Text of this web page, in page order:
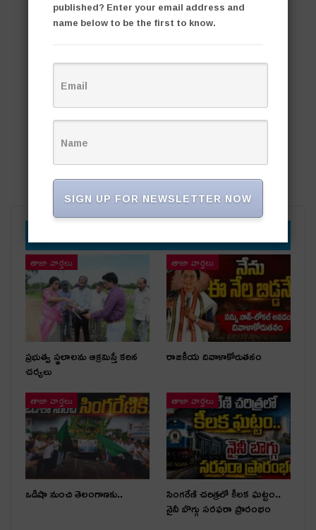
తాజా వార్తలు
ప్రభుత్వ స్థలాలను ఆక్రమిస్తే కఠిన
చర్యలు
తాజా వార్తలు
రాజకీయ దివాళాకోరుతనం
తాజా వార్తలు
ఒడిషా నుంచి తెలంగాణ‌కు..
తాజా వార్తలు
సింగరేణి చరిత్రలో కీలక ఘట్టం..
నైనీ బొగ్గు సరఫరా ప్రారంభం
published? Enter your email address and
name below to be the first to know.
SIGN UP FOR NEWSLETTER NOW